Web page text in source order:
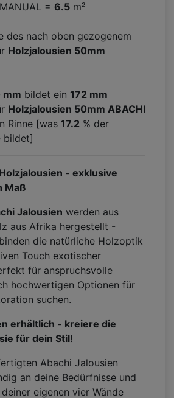
= 6.5 m²
des nach oben gezogenem
Holzjalousien 50mm
mm bildet ein 172 mm
Holzjalousien 50mm ABACHI
Rinne [was 17.2 % der
bildet]
- exklusive
Maß
Jalousien werden aus
aus Afrika hergestellt -
die natürliche Holzoptik
Touch exotischer
für anspruchsvolle
hochwertigen Optionen für
suchen.
erhältlich - kreiere die
für dein Stil!
Abachi Jalousien
an deine Bedürfnisse und
eigenen vier Wände